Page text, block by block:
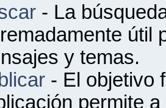
- La
útil
y temas.
- El objetivo
permite